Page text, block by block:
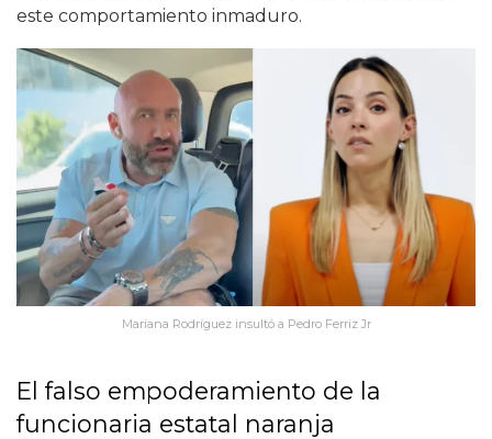
este comportamiento inmaduro.
Mariana Rodríguez insultó a Pedro Ferriz Jr
El falso empoderamiento de la
funcionaria estatal naranja